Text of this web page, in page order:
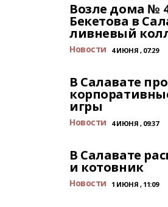
Возле дома №
Бекетова в
ливневый
Новости 4 ИЮНЯ , 07:29
В Салавате
игры
Новости 4 ИЮНЯ , 09:37
В Салавате
и котовник
Новости 1 ИЮНЯ , 11:09